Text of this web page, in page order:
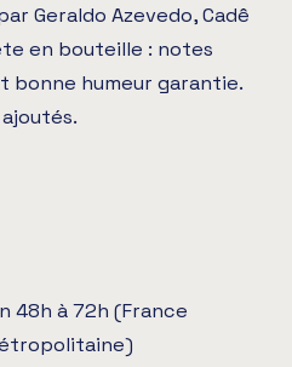
Geraldo Azevedo, Cadê
en bouteille : notes
bonne humeur garantie.
48h à 72h (France